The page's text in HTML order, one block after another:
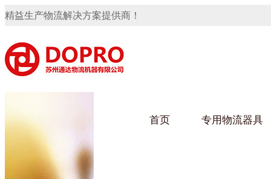
精益生产物流解决方案提供商！
首页 专用物流器具